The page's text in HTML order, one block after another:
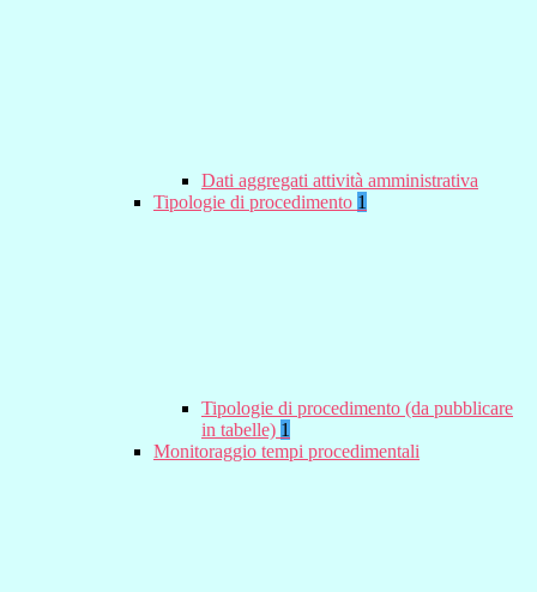
Dati aggregati attività amministrativa
Tipologie di procedimento 1
Tipologie di procedimento (da pubblicare
in tabelle) 1
Monitoraggio tempi procedimentali